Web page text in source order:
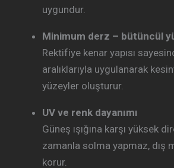
uygundur.
Minimum derz – bütüncül
Rektifiye kenar yapısı
aralıklarıyla uygulanarak
yüzeyler oluşturur.
UV ve renk dayanımı
Güneş ışığına karşı yüksek
zamanla solma yapmaz, dış
korur.